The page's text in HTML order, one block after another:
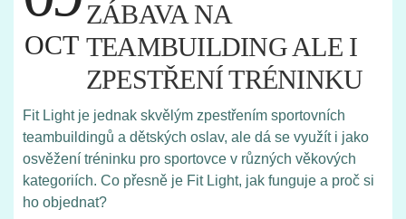
OCT
ZÁBAVA NA
TEAMBUILDING ALE I
ZPESTŘENÍ TRÉNINKU
Fit Light je jednak skvělým zpestřením sportovních
teambuildingů a dětských oslav, ale dá se využít i jako
osvěžení tréninku pro sportovce v různých věkových
kategoriích. Co přesně je Fit Light, jak funguje a proč si
ho objednat?